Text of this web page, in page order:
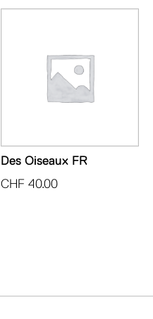
Des Oiseaux FR
CHF 40.00